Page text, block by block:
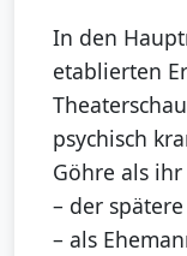
In den
etablierten
psychisch
Göhre als
– der
– als